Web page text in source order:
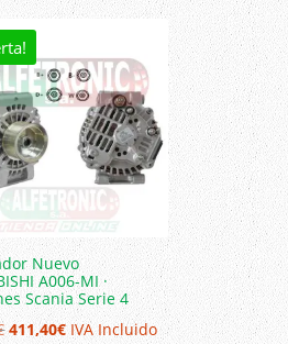
original
era:
247,80€.
actual
217,80€.
Nuevo
A006-MI ·
Scania Serie 4
El
411,40€ElIVA Incluido